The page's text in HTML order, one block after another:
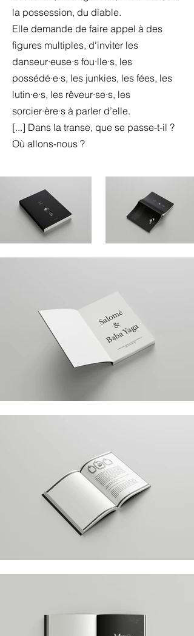
la possession, du diable.
Elle demande de faire appel à des
figures multiples, d’inviter les
danseur·euse·s fou·lle·s, les
possédé·e·s, les junkies, les fées, les
lutin·e·s, les rêveur·se·s, les
sorcier·ère·s à parler d’elle.
[...] Dans la transe, que se passe-t-il ?
Où allons-nous ?